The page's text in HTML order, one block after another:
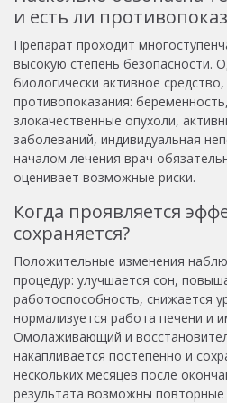
и есть ли
Препарат проходит
высокую степень безопасности.
биологически активное
противопоказания:
злокачественные опухоли,
заболеваний, индивидуальная
началом лечения врач
оценивает возможные риски.
Когда проявляется
сохраняется?
Положительные изменения
процедур: улучшается сон,
работоспособность, снижается
нормализуется работа печени и
Омолаживающий и
накапливается постепенно и
нескольких месяцев после
результата возможны